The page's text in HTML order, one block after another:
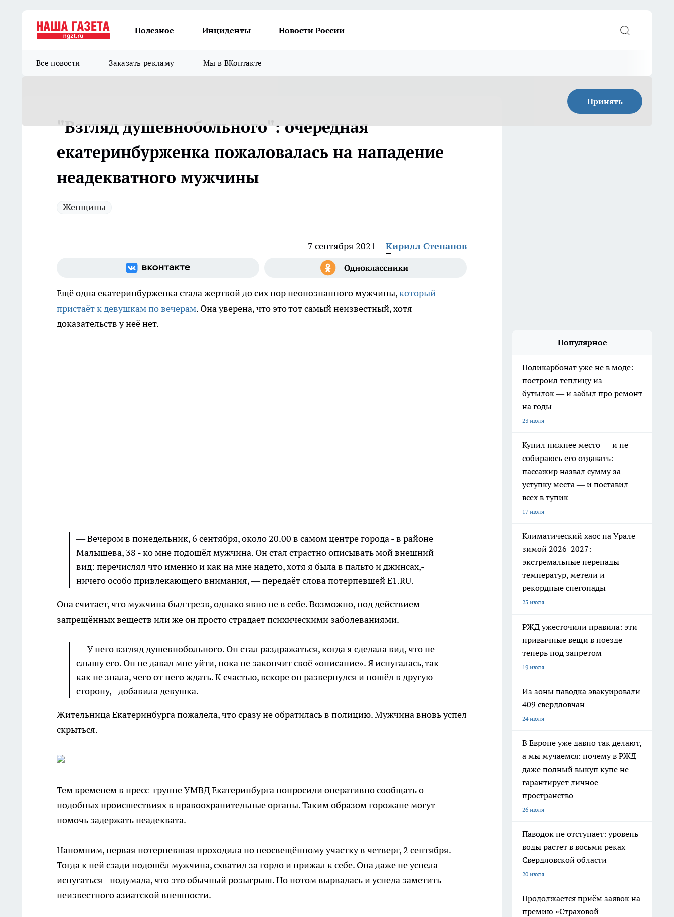
Полезное Инциденты Новости России
Все новости Заказать рекламу Мы в ВКонтакте
Принять
"Взгляд душевнобольного": очередная
екатеринбурженка пожаловалась на нападение
неадекватного мужчины
Женщины
7 сентября 2021 Кирилл Степанов
Ещё одна екатеринбурженка стала жертвой до сих пор неопознанного мужчины,который
пристаёт к девушкам по вечерам. Она уверена, что это тот самый неизвестный, хотя
доказательств у неё нет.
— Вечером в понедельник, 6 сентября, около 20.00 в самом центре города - в районе
Малышева, 38 - ко мне подошёл мужчина. Он стал страстно описывать мой внешний
вид: перечислял что именно и как на мне надето, хотя я была в пальто и джинсах,-
ничего особо привлекающего внимания, — передаёт слова потерпевшей E1.RU.
Она считает, что мужчина был трезв, однако явно не в себе. Возможно, под действием
запрещённых веществ или же он просто страдает психическими заболеваниями.
— У него взгляд душевнобольного. Он стал раздражаться, когда я сделала вид, что не
слышу его. Он не давал мне уйти, пока не закончит своё «описание». Я испугалась, так
как не знала, чего от него ждать. К счастью, вскоре он развернулся и пошёл в другую
сторону, - добавила девушка.
Жительница Екатеринбурга пожалела, что сразу не обратилась в полицию. Мужчина вновь успел
скрыться.
Тем временем в пресс-группе УМВД Екатеринбурга попросили оперативно сообщать о
подобных происшествиях в правоохранительные органы. Таким образом горожане могут
помочь задержать неадеквата.
Напомним, первая потерпевшая проходила по неосвещённому участку в четверг, 2 сентября.
Тогда к ней сзади подошёл мужчина, схватил за горло и прижал к себе. Она даже не успела
испугаться - подумала, что это обычный розыгрыш. Но потом вырвалась и успела заметить
неизвестного азиатской внешности.
Популярное
Поликарбонат уже не в моде:
построил теплицу из
бутылок — и забыл про ремонт
на годы
23 июля
Купил нижнее место — и не
собираюсь его отдавать:
пассажир назвал сумму за
уступку места — и поставил
всех в тупик
17 июля
Климатический хаос на Урале
зимой 2026–2027:
экстремальные перепады
температур, метели и
рекордные снегопады
25 июля
РЖД ужесточили правила: эти
привычные вещи в поезде
теперь под запретом
19 июля
Из зоны паводка эвакуировали
409 свердловчан
24 июля
В Европе уже давно так делают,
а мы мучаемся: почему в РЖД
даже полный выкуп купе не
гарантирует личное
пространство
26 июля
Паводок не отступает: уровень
воды растет в восьми реках
Свердловской области
20 июля
Продолжается приём заявок на
премию «Страховой